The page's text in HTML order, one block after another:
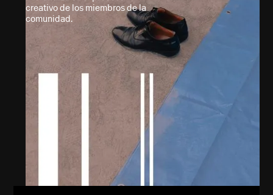
creativo de los miembros de la
comunidad.